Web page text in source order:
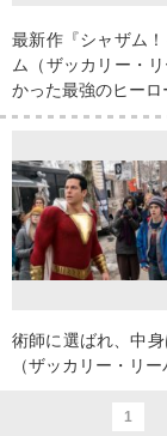
最新作『シャザム
ム（ザッカリー・
かった最強のヒーロ
術師に選ばれ、中
（ザッカリー・リ
1